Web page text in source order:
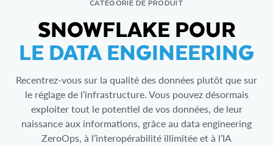
Openflow
Streaming et batch (EN)
SAP et Snowflake (EN)
Présentation des pipelines de données
Snowpark
Snowpark Connect (EN)
Dynamic Tables (EN)
Présentation de Lakehouse (EN)
Lakehouse Analytics
Iceberg
Horizon Catalog
MIGRATION (EN)
CATÉGORIE DE PRODUIT
SNOWFLAKE POUR
LE DATA ENGINEERING
Recentrez-vous sur la qualité des données plutôt que sur
le réglage de l’infrastructure. Vous pouvez désormais
exploiter tout le potentiel de vos données, de leur
naissance aux informations, grâce au data engineering
ZeroOps, à l’interopérabilité illimitée et à l’IA